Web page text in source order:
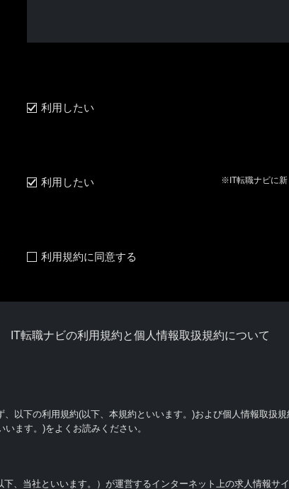
利用したい
利用したい ※IT転職ナビに新
利用規約に同意する
IT転職ナビの利用規約と個人情報取扱規約について
、以下の利用規約(以下、本規約といいます。)および個人情報取扱
ます。)をよくお読みください。
、当社といいます。）が運営するインターネット上の求人情報サ